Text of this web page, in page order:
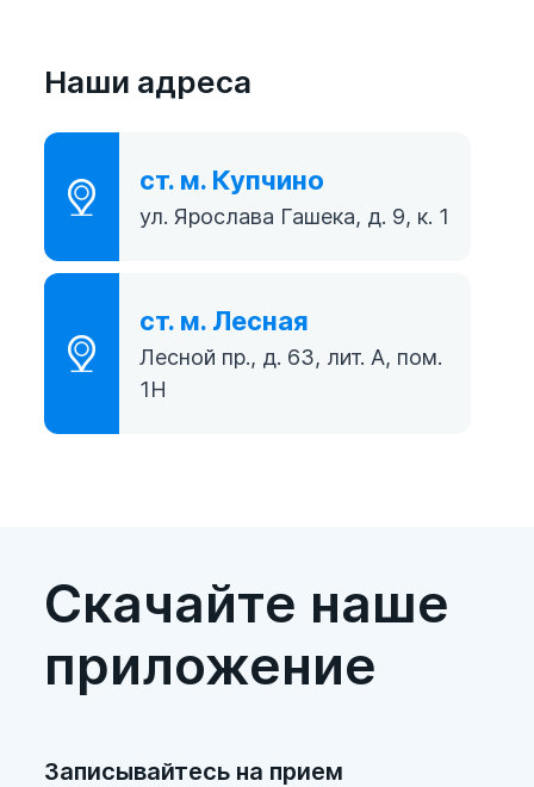
Наши адреса
ст. м. Купчино
ул. Ярослава Гашека, д. 9, к. 1
ст. м. Лесная
Лесной пр., д. 63, лит. А, пом.
1Н
Скачайте наше
приложение
Записывайтесь на прием